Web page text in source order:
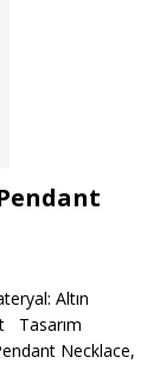
Altın
Tasarım
Necklace,